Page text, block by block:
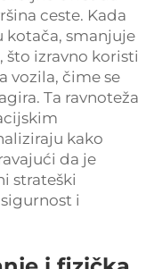
ceste. Kada
kotača, smanjuje
što izravno koristi
vozila, čime se
Ta ravnoteža
kako
da je
strateški
i